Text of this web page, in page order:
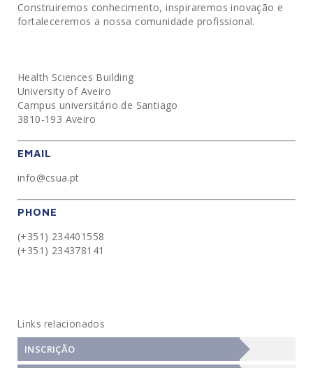
Construiremos conhecimento, inspiraremos inovação e
fortaleceremos a nossa comunidade profissional.
Health Sciences Building
University of Aveiro
Campus universitário de Santiago
3810-193 Aveiro
EMAIL
info@csua.pt
PHONE
(+351) 234401558
(+351) 234378141
Links relacionados
INSCRIÇÃO